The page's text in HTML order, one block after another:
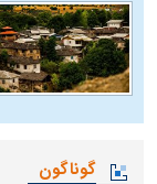
گوناگون